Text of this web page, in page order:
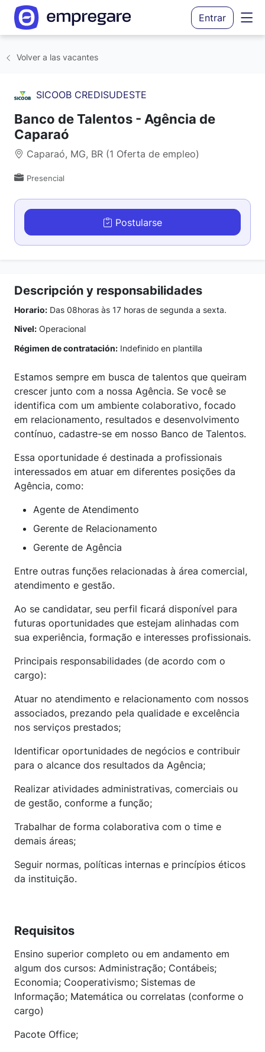
Entrar
Volver a las vacantes
SICOOB CREDISUDESTE
Banco de Talentos - Agência de
Caparaó
Caparaó, MG, BR (1 Oferta de empleo)
Presencial
Postularse
Descripción y responsabilidades
Horario: Das 08horas às 17 horas de segunda a sexta.
Nivel: Operacional
Régimen de contratación: Indefinido en plantilla
Estamos sempre em busca de talentos que queiram
crescer junto com a nossa Agência. Se você se
identifica com um ambiente colaborativo, focado
em relacionamento, resultados e desenvolvimento
contínuo, cadastre-se em nosso Banco de Talentos.
Essa oportunidade é destinada a profissionais
interessados em atuar em diferentes posições da
Agência, como:
Agente de Atendimento
Gerente de Relacionamento
Gerente de Agência
Entre outras funções relacionadas à área comercial,
atendimento e gestão.
Ao se candidatar, seu perfil ficará disponível para
futuras oportunidades que estejam alinhadas com
sua experiência, formação e interesses profissionais.
Principais responsabilidades (de acordo com o
cargo):
Atuar no atendimento e relacionamento com nossos
associados, prezando pela qualidade e excelência
nos serviços prestados;
Identificar oportunidades de negócios e contribuir
para o alcance dos resultados da Agência;
Realizar atividades administrativas, comerciais ou
de gestão, conforme a função;
Trabalhar de forma colaborativa com o time e
demais áreas;
Seguir normas, políticas internas e princípios éticos
da instituição.
Requisitos
Ensino superior completo ou em andamento em
algum dos cursos: Administração; Contábeis;
Economia; Cooperativismo; Sistemas de
Informação; Matemática ou correlatas (conforme o
cargo)
Pacote Office;